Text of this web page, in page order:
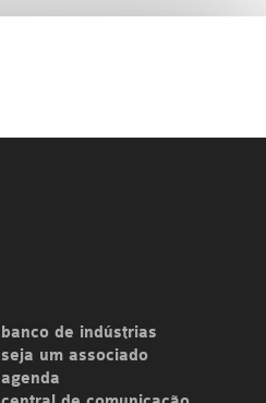
banco de indústrias
seja um associado
agenda